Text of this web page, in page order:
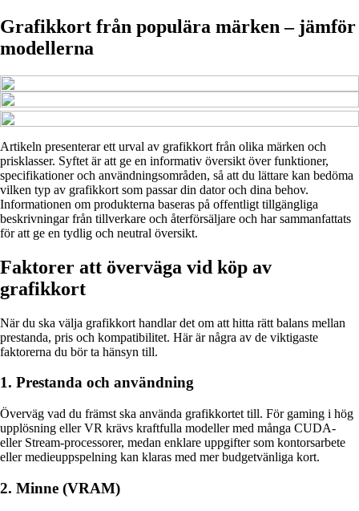
Grafikkort från populära märken – jämför
modellerna
Artikeln presenterar ett urval av grafikkort från olika märken och
prisklasser. Syftet är att ge en informativ översikt över funktioner,
specifikationer och användningsområden, så att du lättare kan bedöma
vilken typ av grafikkort som passar din dator och dina behov.
Informationen om produkterna baseras på offentligt tillgängliga
beskrivningar från tillverkare och återförsäljare och har sammanfattats
för att ge en tydlig och neutral översikt.
Faktorer att överväga vid köp av
grafikkort
När du ska välja grafikkort handlar det om att hitta rätt balans mellan
prestanda, pris och kompatibilitet. Här är några av de viktigaste
faktorerna du bör ta hänsyn till.
1. Prestanda och användning
Överväg vad du främst ska använda grafikkortet till. För gaming i hög
upplösning eller VR krävs kraftfulla modeller med många CUDA-
eller Stream-processorer, medan enklare uppgifter som kontorsarbete
eller medieuppspelning kan klaras med mer budgetvänliga kort.
2. Minne (VRAM)